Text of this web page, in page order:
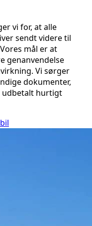
vi for, at alle
sendt videre til
mål er at
genanvendelse
Vi sørger
dokumenter,
udbetalt hurtigt